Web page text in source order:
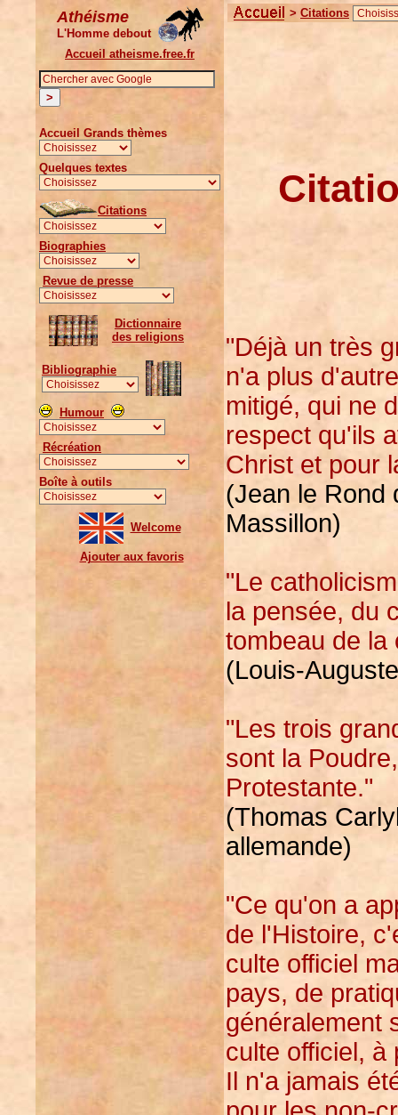
Athéisme
L'Homme debout
Accueil atheisme.free.fr
Accueil Grands thèmes
Quelques textes
Citations
Biographies
Revue de presse
Dictionnaire
des religions
Bibliographie
Humour
Récréation
Boîte à outils
Welcome
Ajouter aux favoris
> Citations
"Déjà un très
n'a plus
mitigé, qui ne
respect qu'ils
Christ et pour
(Jean le Rond
Massillon)
"Le
la pensée, du
tombeau de la
(Louis-
"Les trois
sont la
Protestante."
(Thomas
allemande)
"Ce qu'on a
de l'Histoire,
culte officiel
pays, de
généralement
culte officiel, à
Il n'a jamais